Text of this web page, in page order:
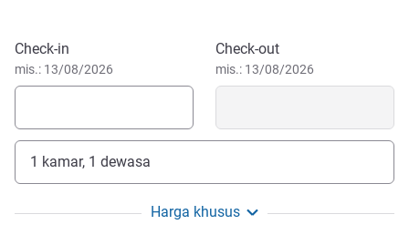
Pesan hotel ini
Check-in
mis.: 13/08/2026
Check-out
mis.: 13/08/2026
1 kamar, 1 dewasa
Harga khusus